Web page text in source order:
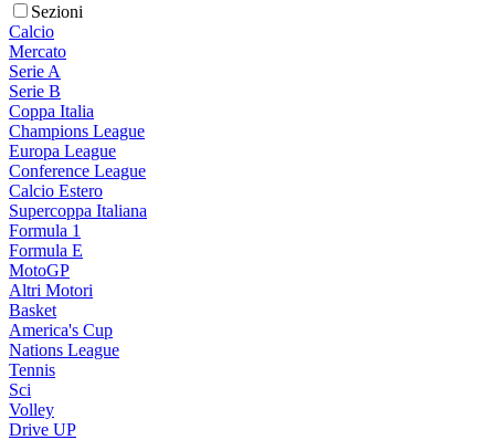
Sezioni
Calcio
Mercato
Serie A
Serie B
Coppa Italia
Champions League
Europa League
Conference League
Calcio Estero
Supercoppa Italiana
Formula 1
Formula E
MotoGP
Altri Motori
Basket
America's Cup
Nations League
Tennis
Sci
Volley
Drive UP